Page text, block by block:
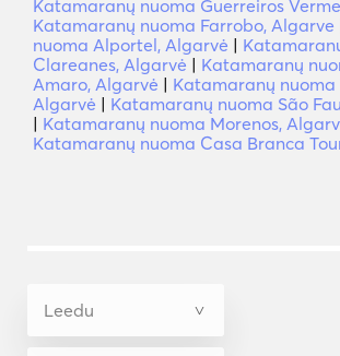
Katamaranų nuoma Guerreiros
Katamaranų nuoma Farrobo, Algarve
nuoma Alportel, Algarvė |
Clareanes, Algarvė | Katamaranų
Amaro, Algarvė | Katamaranų nuoma
Algarvė | Katamaranų nuoma São
| Katamaranų nuoma Morenos,
Katamaranų nuoma Casa Branca